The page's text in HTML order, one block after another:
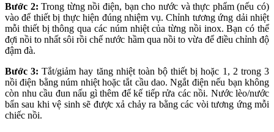
Bước 2: Trong từng nồi điện, bạn cho nước và thực phẩm (nếu có)
vào để thiết bị thực hiện đúng nhiệm vụ. Chỉnh tương ứng dải nhiệt
mỗi thiết bị thông qua các núm nhiệt của từng nồi inox. Bạn có thể
đợi nồi to nhất sôi rồi chế nước hầm qua nồi to vừa để điều chỉnh độ
đậm đà.
Bước 3: Tắt/giảm hay tăng nhiệt toàn bộ thiết bị hoặc 1, 2 trong 3
nồi điện bằng núm nhiệt hoặc tắt cầu dao. Ngắt điện nếu bạn không
còn nhu cầu đun nấu gì thêm để kế tiếp rửa các nồi. Nước lèo/nước
bẩn sau khi vệ sinh sẽ được xả chảy ra bằng các vòi tương ứng mỗi
chiếc nồi.